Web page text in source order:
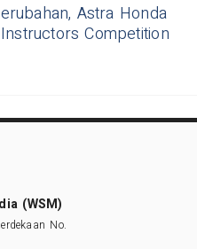
Astra Honda
Competition
(WSM)
No.